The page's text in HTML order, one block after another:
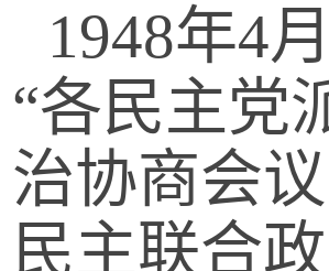
1948年4
“各民主党
治协商会
民主联合